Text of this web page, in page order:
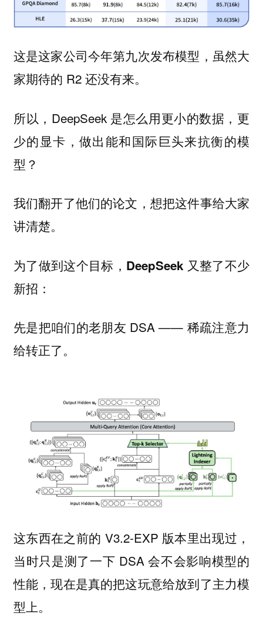
这是这家公司今年第九次发布模型，虽然大
家期待的 R2 还没有来。
所以，DeepSeek 是怎么用更小的数据，更
少的显卡，做出能和国际巨头来抗衡的模
型？
我们翻开了他们的论文，想把这件事给大家
讲清楚。
为了做到这个目标，DeepSeek 又整了不少
新招：
先是把咱们的老朋友 DSA —— 稀疏注意力
给转正了。
这东西在之前的 V3.2-EXP 版本里出现过，
当时只是测了一下 DSA 会不会影响模型的
性能，现在是真的把这玩意给放到了主力模
型上。